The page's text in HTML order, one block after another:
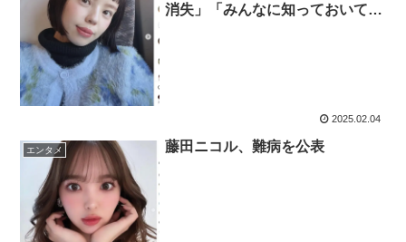
消失」「みんなに知っておいてほ
2025.02.04
エンタメ 藤田ニコル、難病を公表